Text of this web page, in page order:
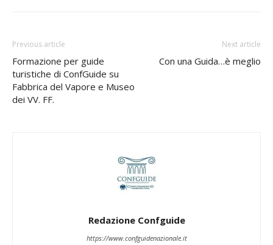
Previous article
Formazione per guide
turistiche di ConfGuide su
Fabbrica del Vapore e Museo
dei VV. FF.
Next article
Con una Guida…è meglio
Redazione Confguide
https://www.confguidenazionale.it